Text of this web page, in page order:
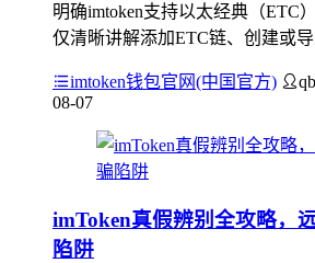
明确imtoken支持以太经典（ETC
仅清晰讲解添加ETC链、创建或
imtoken钱包官网(中国官方)
08-07
imToken真假辨别全攻略，
陷阱